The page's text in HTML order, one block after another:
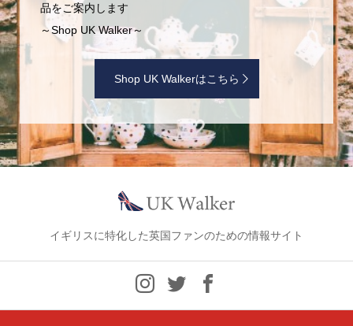
品をご案内します
～Shop UK Walker～
Shop UK Walkerはこちら
イギリスに特化した英国ファンのための情報サイト